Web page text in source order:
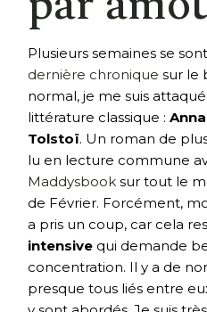
Plusieurs semaines se
dernière chronique sur le
normal, je me suis
littérature classique :
Tolstoï. Un roman de
lu en lecture commune
Maddysbook sur tout le
de Février. Forcément,
a pris un coup, car cela
intensive qui demande
concentration. Il y a de
presque tous liés entre